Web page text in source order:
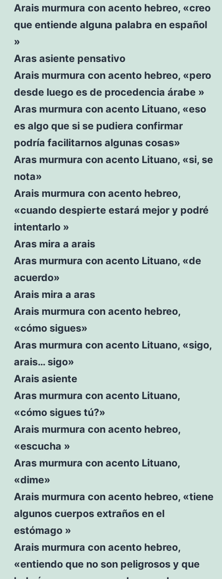
Arais murmura con acento hebreo, «creo
que entiende alguna palabra en español
»
Aras asiente pensativo
Arais murmura con acento hebreo, «pero
desde luego es de procedencia árabe »
Aras murmura con acento Lituano, «eso
es algo que si se pudiera confirmar
podría facilitarnos algunas cosas»
Aras murmura con acento Lituano, «si, se
nota»
Arais murmura con acento hebreo,
«cuando despierte estará mejor y podré
intentarlo »
Aras mira a arais
Aras murmura con acento Lituano, «de
acuerdo»
Arais mira a aras
Arais murmura con acento hebreo,
«cómo sigues»
Aras murmura con acento Lituano, «sigo,
arais… sigo»
Arais asiente
Aras murmura con acento Lituano,
«cómo sigues tú?»
Arais murmura con acento hebreo,
«escucha »
Aras murmura con acento Lituano,
«dime»
Arais murmura con acento hebreo, «tiene
algunos cuerpos extraños en el
estómago »
Arais murmura con acento hebreo,
«entiendo que no son peligrosos y que